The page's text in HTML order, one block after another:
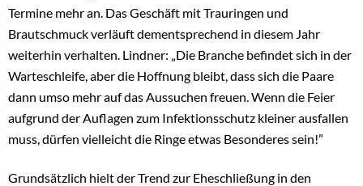
Termine mehr an. Das Geschäft mit Trauringen und
Brautschmuck verläuft dementsprechend in diesem Jahr
weiterhin verhalten. Lindner: „Die Branche befindet sich in der
Warteschleife, aber die Hoffnung bleibt, dass sich die Paare
dann umso mehr auf das Aussuchen freuen. Wenn die Feier
aufgrund der Auflagen zum Infektionsschutz kleiner ausfallen
muss, dürfen vielleicht die Ringe etwas Besonderes sein!”
Grundsätzlich hielt der Trend zur Eheschließung in den